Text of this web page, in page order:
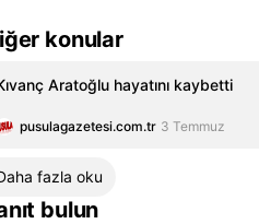
konular
Aratoğlu hayatını kaybetti
pusulagazetesi.com.tr 3 Temmuz
fazla oku
bulun